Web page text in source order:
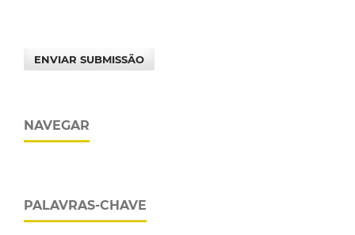
ENVIAR SUBMISSÃO
NAVEGAR
PALAVRAS-CHAVE